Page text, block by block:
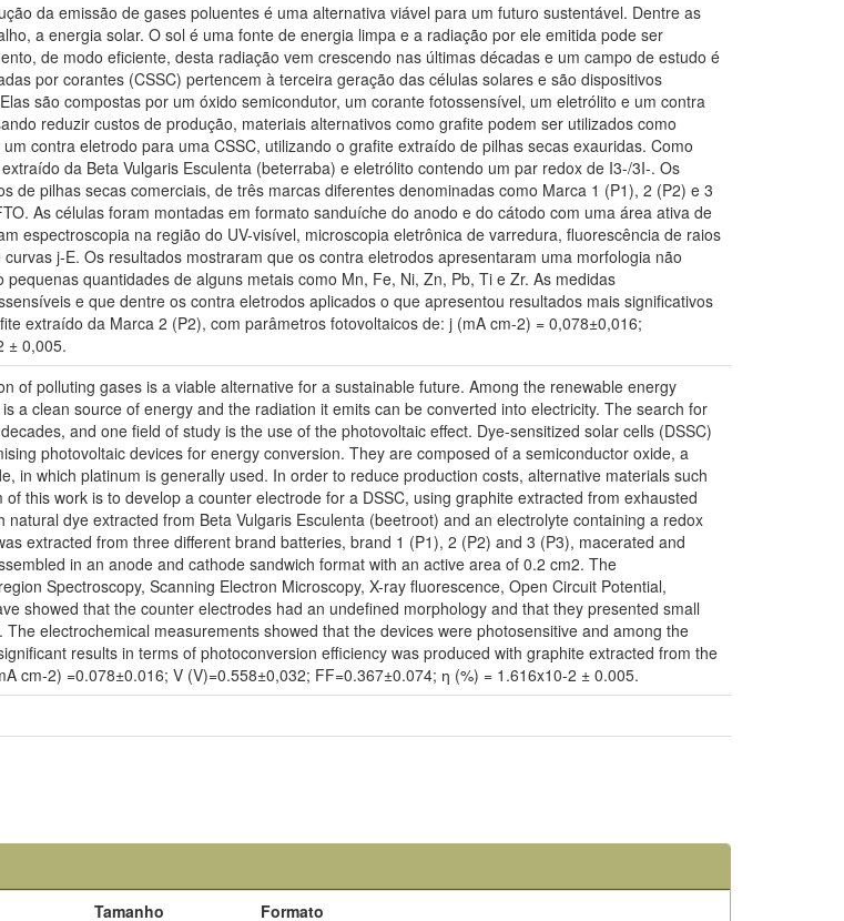
da emissão de gases poluentes é uma alternativa viável para um futuro sustentável. Dentre as
a energia solar. O sol é uma fonte de energia limpa e a radiação por ele emitida pode ser
de modo eficiente, desta radiação vem crescendo nas últimas décadas e um campo de estudo é
por corantes (CSSC) pertencem à terceira geração das células solares e são dispositivos
são compostas por um óxido semicondutor, um corante fotossensível, um eletrólito e um contra
reduzir custos de produção, materiais alternativos como grafite podem ser utilizados como
contra eletrodo para uma CSSC, utilizando o grafite extraído de pilhas secas exauridas. Como
da Beta Vulgaris Esculenta (beterraba) e eletrólito contendo um par redox de I3-/3I-. Os
de pilhas secas comerciais, de três marcas diferentes denominadas como Marca 1 (P1), 2 (P2) e 3
As células foram montadas em formato sanduíche do anodo e do cátodo com uma área ativa de
espectroscopia na região do UV-visível, microscopia eletrônica de varredura, fluorescência de raios
j-E. Os resultados mostraram que os contra eletrodos apresentaram uma morfologia não
quantidades de alguns metais como Mn, Fe, Ni, Zn, Pb, Ti e Zr. As medidas
e que dentre os contra eletrodos aplicados o que apresentou resultados mais significativos
extraído da Marca 2 (P2), com parâmetros fotovoltaicos de: j (mA cm-2) = 0,078±0,016;
± 0,005.
of polluting gases is a viable alternative for a sustainable future. Among the renewable energy
a clean source of energy and the radiation it emits can be converted into electricity. The search for
and one field of study is the use of the photovoltaic effect. Dye-sensitized solar cells (DSSC)
photovoltaic devices for energy conversion. They are composed of a semiconductor oxide, a
in which platinum is generally used. In order to reduce production costs, alternative materials such
this work is to develop a counter electrode for a DSSC, using graphite extracted from exhausted
dye extracted from Beta Vulgaris Esculenta (beetroot) and an electrolyte containing a redox
extracted from three different brand batteries, brand 1 (P1), 2 (P2) and 3 (P3), macerated and
in an anode and cathode sandwich format with an active area of 0.2 cm2. The
Spectroscopy, Scanning Electron Microscopy, X-ray fluorescence, Open Circuit Potential,
showed that the counter electrodes had an undefined morphology and that they presented small
electrochemical measurements showed that the devices were photosensitive and among the
results in terms of photoconversion efficiency was produced with graphite extracted from the
cm-2) =0.078±0.016; V (V)=0.558±0,032; FF=0.367±0.074; ƞ (%) = 1.616x10-2 ± 0.005.
Tamanho Formato